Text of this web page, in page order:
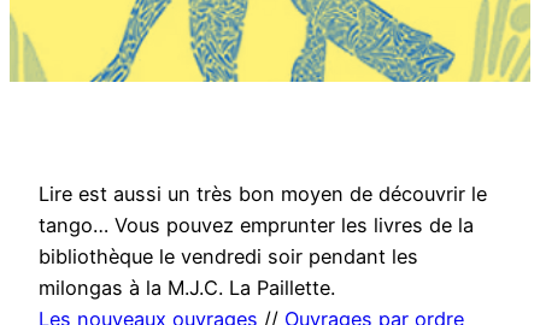
Lire est aussi un très bon moyen de découvrir le
tango… Vous pouvez emprunter les livres de la
bibliothèque le vendredi soir pendant les
milongas à la M.J.C. La Paillette.
Les nouveaux ouvrages // Ouvrages par ordre